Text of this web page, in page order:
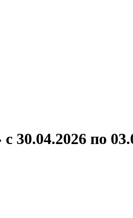
30.04.2026 по